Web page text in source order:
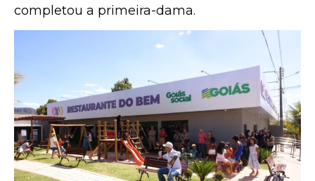
completou a primeira-dama.